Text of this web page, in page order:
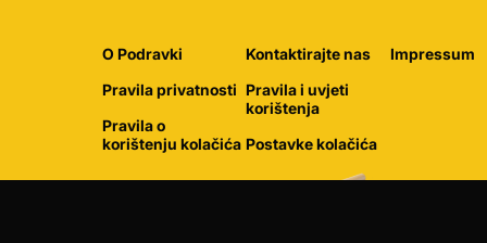
O Podravki
Pravila privatnosti
Pravila o
korištenju kolačića
Kontaktirajte nas
Pravila i uvjeti
korištenja
Postavke kolačića
Impressum